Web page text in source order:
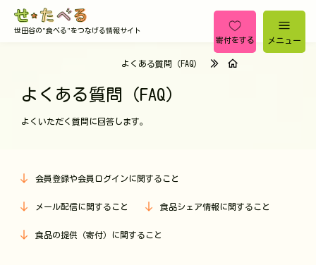
寄付をする メニュー
世田谷の"食べる"をつなげる情報サイト
よくある質問（FAQ）
よくある質問（FAQ）
よくいただく質問に回答します。
会員登録や会員ログインに関すること
メール配信に関すること 食品シェア情報に関すること
食品の提供（寄付）に関すること